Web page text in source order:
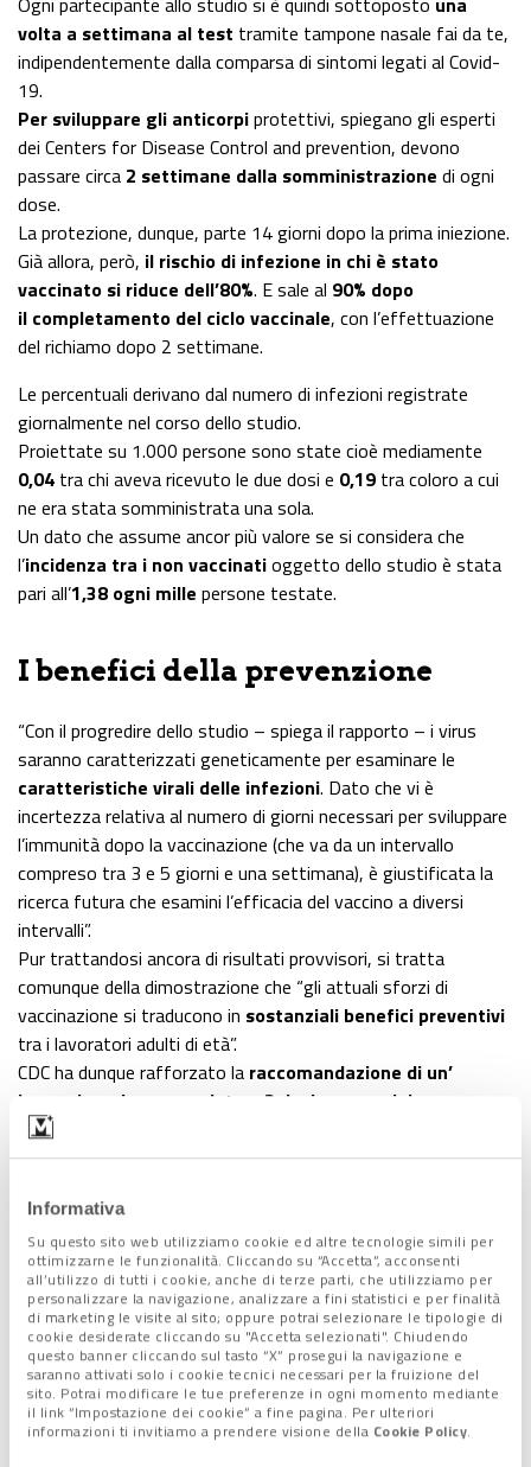
Informativa
Su questo sito web utilizziamo cookie ed altre tecnologie simili per
ottimizzarne le funzionalità. Cliccando su “Accetta”, acconsenti
all’utilizzo di tutti i cookie, anche di terze parti, che utilizziamo per
personalizzare la navigazione, analizzare a fini statistici e per finalità
di marketing le visite al sito; oppure potrai selezionare le tipologie di
cookie desiderate cliccando su "Accetta selezionati". Chiudendo
questo banner cliccando sul tasto “X” prosegui la navigazione e
saranno attivati solo i cookie tecnici necessari per la fruizione del
sito. Potrai modificare le tue preferenze in ogni momento mediante
il link “Impostazione dei cookie” a fine pagina. Per ulteriori
informazioni ti invitiamo a prendere visione della Cookie Policy.
volta a settimana al test tramite tampone nasale fai da te,
indipendentemente dalla comparsa di sintomi legati al Covid-
19.
Per sviluppare gli anticorpiprotettivi, spiegano gli esperti
dei Centers for Disease Control and prevention, devono
passare circa 2 settimane dalla somministrazione di ogni
dose.
La protezione, dunque, parte 14 giorni dopo la prima iniezione.
Già allora, però, il rischio di infezione in chi è stato
vaccinato si riduce dell’80%. E sale al 90% dopo
il completamento del ciclo vaccinale, con l’effettuazione
del richiamo dopo 2 settimane.
Le percentuali derivano dal numero di infezioni registrate
giornalmente nel corso dello studio.
Proiettate su 1.000 persone sono state cioè mediamente
0,04 tra chi aveva ricevuto le due dosi e 0,19 tra coloro a cui
ne era stata somministrata una sola.
Un dato che assume ancor più valore se si considera che
l’incidenza tra i non vaccinatioggetto dello studio è stata
pari all’1,38 ogni mille persone testate.
I benefici della prevenzione
“Con il progredire dello studio – spiega il rapporto – i virus
saranno caratterizzati geneticamente per esaminare le
caratteristiche virali delle infezioni. Dato che vi è
incertezza relativa al numero di giorni necessari per sviluppare
l’immunità dopo la vaccinazione (che va da un intervallo
compreso tra 3 e 5 giorni e una settimana), è giustificata la
ricerca futura che esamini l’efficacia del vaccino a diversi
intervalli”.
Pur trattandosi ancora di risultati provvisori, si tratta
comunque della dimostrazione che “gli attuali sforzi di
vaccinazione si traducono in sostanziali benefici preventivi
tra i lavoratori adulti di età”.
CDC ha dunque rafforzato la raccomandazione di un’
immunizzazione completa a 2 dosi
vaccini a rna
messaggero
tutte le persone idonee”, conclude il report.
Lo studio israeliano
I risultati evidenziati negli Stati Uniti confermano quelli
raggiunti dallo studio pubblicato nelle scorse settimane sul
New England Journal of Medicine, che ha sottolineato
un’efficacia del 92% del vaccinodi Pfizer-BioNTech per
evitare l’infezione.
Che unpositivo asintomatico vaccinatosiameno in grado